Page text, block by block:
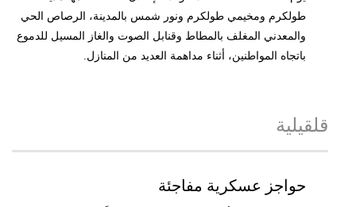
طولكرم ومخيمي طولكرم ونور شمس بالمدينة، الرصاص الحي
والمعدني المغلف بالمطاط وقنابل الصوت والغاز المسيل للدموع
باتجاه المواطنين، أثناء مداهمة العديد من المنازل.
قلقيلية
حواجز عسكرية مفاجئة